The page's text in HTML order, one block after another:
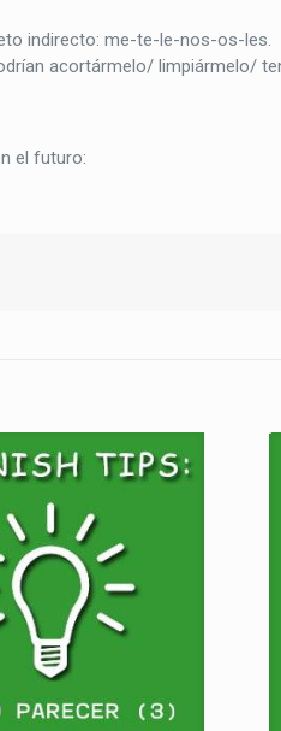
indirecto: me-te-le-nos-os-les.
acortármelo/ limpiármelo/
el futuro: